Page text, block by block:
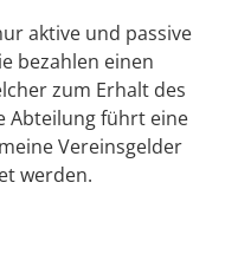
aktive und passive
bezahlen einen
zum Erhalt des
Abteilung führt eine
Vereinsgelder
werden.